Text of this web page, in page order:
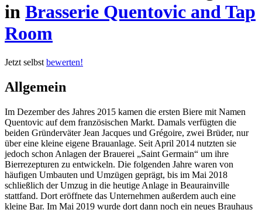
in Brasserie Quentovic and Tap
Room
Jetzt selbst bewerten!
Allgemein
Im Dezember des Jahres 2015 kamen die ersten Biere mit Namen
Quentovic auf dem französischen Markt. Damals verfügten die
beiden Gründerväter Jean Jacques und Grégoire, zwei Brüder, nur
über eine kleine eigene Brauanlage. Seit April 2014 nutzten sie
jedoch schon Anlagen der Brauerei „Saint Germain“ um ihre
Bierrezepturen zu entwickeln. Die folgenden Jahre waren von
häufigen Umbauten und Umzügen geprägt, bis im Mai 2018
schließlich der Umzug in die heutige Anlage in Beaurainville
stattfand. Dort eröffnete das Unternehmen außerdem auch eine
kleine Bar. Im Mai 2019 wurde dort dann noch ein neues Brauhaus